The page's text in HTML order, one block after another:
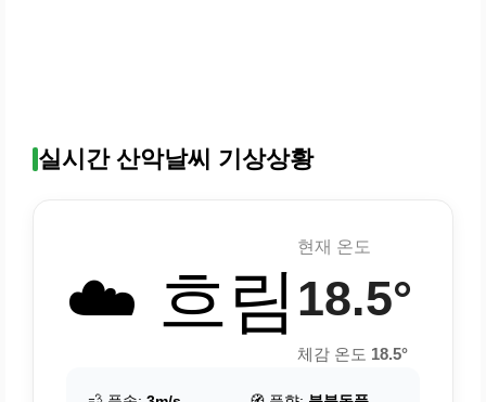
실시간 산악날씨 기상상황
☁️ 흐림
현재 온도
18.5°
체감 온도 18.5°